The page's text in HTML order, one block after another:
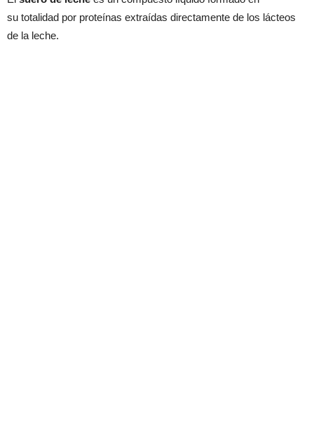
su totalidad por proteínas extraídas directamente de los lácteos
de la leche.